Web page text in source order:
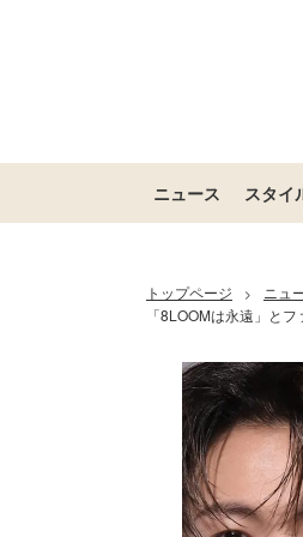
ニュース スタイ
トップページ > ニュ
「8LOOMは永遠」と